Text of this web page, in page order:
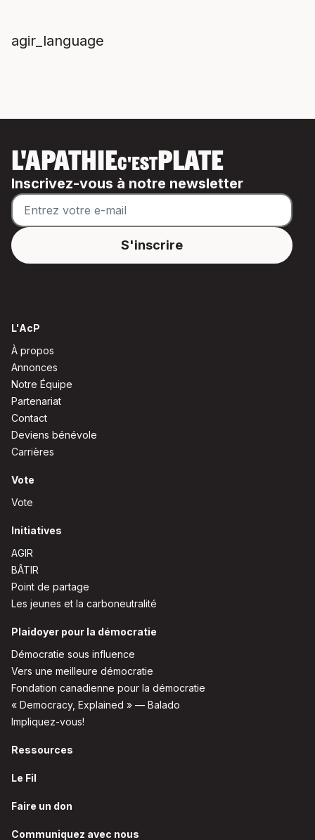
agir_language
L'APATHIEC'ESTPLATE
Inscrivez-vous à notre newsletter
L'AcP
À propos
Annonces
Notre Équipe
Partenariat
Contact
Deviens bénévole
Carrières
Vote
Vote
Initiatives
AGIR
BÂTIR
Point de partage
Les jeunes et la carboneutralité
Plaidoyer pour la démocratie
Démocratie sous influence
Vers une meilleure démocratie
Fondation canadienne pour la démocratie
« Democracy, Explained » — Balado
Impliquez-vous!
Ressources
Le Fil
Faire un don
Communiquez avec nous